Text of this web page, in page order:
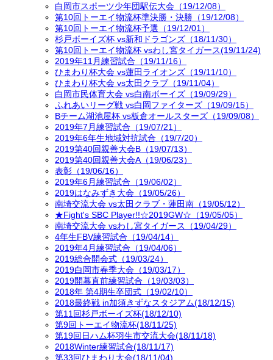
白岡市スポーツ少年団駅伝大会（19/12/08）
第10回トーエイ物流杯準決勝・決勝（19/12/08）
第10回トーエイ物流杯予選（19/12/01）
杉戸ボーイズ杯 vs新和ドラゴンズ（18/11/30）
第10回トーエイ物流杯 vsわし宮タイガース(19/11/24)
2019年11月練習試合（19/11/16）
ひまわり杯大会 vs蓮田ライオンズ（19/11/10）
ひまわり杯大会 vs太田クラブ（19/11/04）
白岡市民体育大会 vs白南ボーイズ（19/09/29）
ふれあいリーグ戦 vs白岡ファイターズ（19/09/15）
Bチーム湖池屋杯 vs板倉オールスターズ（19/09/08）
2019年7月練習試合（19/07/21）
2019年6年生地域対抗試合（19/7/20）
2019第40回親善大会B（19/07/13）
2019第40回親善大会A（19/06/23）
表彰（19/06/16）
2019年6月練習試合（19/06/02）
2019はなみずき大会（19/05/26）
南埼交流大会 vs太田クラブ・蓮田南（19/05/12）
★Fight's SBC Player!!☆2019GW☆（19/05/05）
南埼交流大会 vsわし宮タイガース（19/04/29）
4年生FBV練習試合（19/04/14）
2019年4月練習試合（19/04/06）
2019総合開会式（19/03/24）
2019白岡市春季大会（19/03/17）
2019開幕直前練習試合（19/03/03）
2018年 第4期生卒団式（19/02/10）
2018最終戦 in加須きずなスタジアム(18/12/15)
第11回杉戸ボーイズ杯(18/12/10)
第9回トーエイ物流杯(18/11/25)
第19回日ハム杯羽生市交流大会(18/11/18)
2018Winter練習試合(18/11/17)
第33回ひまわり大会(18/11/04)